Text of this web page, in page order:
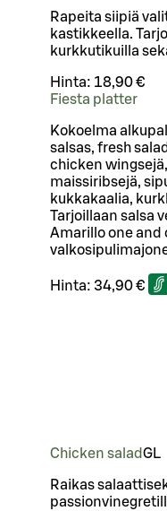
Rapeita siipiä
kastikkeella.
kurkkutikuilla
Hinta: 18,90 €
Fiesta platter
Kokoelma
salsas, fresh
chicken
maissiribsejä,
kukkakaalia,
Tarjoillaan salsa
Amarillo one and
Hinta: 34,90 €
Chicken saladGL
Raikas